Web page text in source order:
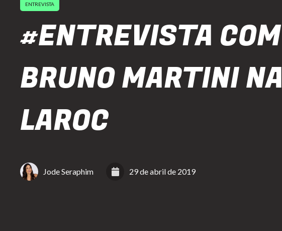
ENTREVISTA
#ENTREVISTA COM
BRUNO MARTINI NA
LAROC
Jode Seraphim 29 de abril de 2019